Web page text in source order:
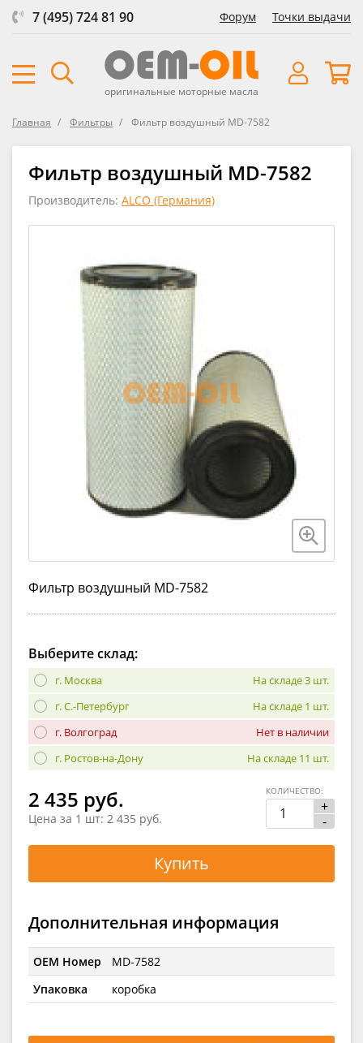
7 (495) 724 81 90 Форум Точки выдачи
оригинальные моторные масла
Главная Фильтры Фильтр воздушный MD-7582
Фильтр воздушный MD-7582
Производитель: ALCO (Германия)
Фильтр воздушный MD-7582
Выберите склад:
г. Москва
На складе 3 шт.
г. С.-Петербург
На складе 1 шт.
г. Волгоград
Нет в наличии
г. Ростов-на-Дону
На складе 11 шт.
2 435 руб.
Цена за 1 шт: 2 435 руб.
+
-
КОЛИЧЕСТВО:
Купить
Дополнительная информация
OEM Номер
MD-7582
Упаковка
коробка